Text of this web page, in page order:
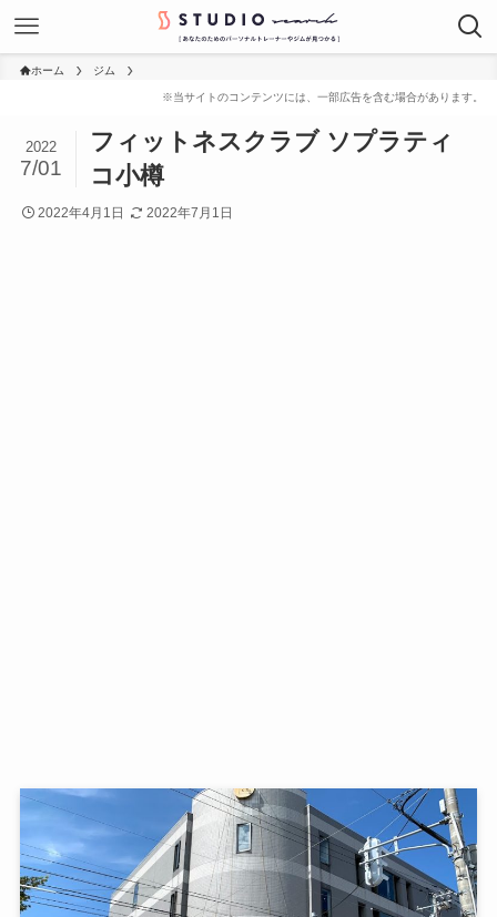
ホーム ジム
フィットネスクラブ ソプラティ
コ小樽
2022
7/01
2022年4月1日 2022年7月1日